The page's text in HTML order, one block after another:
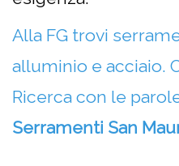
Alla FG trovi
alluminio e acciaio.
Ricerca con le
Serramenti San